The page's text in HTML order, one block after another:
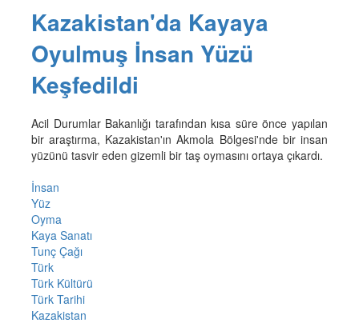
Kazakistan'da Kayaya
Oyulmuş İnsan Yüzü
Keşfedildi
Acil Durumlar Bakanlığı tarafından kısa süre önce yapılan
bir araştırma, Kazakistan'ın Akmola Bölgesi'nde bir insan
yüzünü tasvir eden gizemli bir taş oymasını ortaya çıkardı.
İnsan
Yüz
Oyma
Kaya Sanatı
Tunç Çağı
Türk
Türk Kültürü
Türk Tarihi
Kazakistan